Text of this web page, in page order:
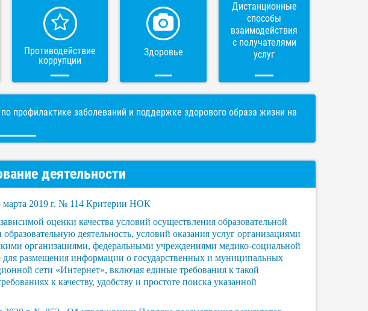
Противодействие
коррупции
Здоровье
Дистанционные
способы
взаимодействия
с получателями
услуг
профилактике заболеваний и поддержке здорового образа жизни на
деятельности
марта 2019 г. № 114 Критерии НОК
оценки качества условий осуществления образовательной
деятельность, условий оказания услуг организациями
организациями, федеральными учреждениями медико-социальной
размещения информации о государственных и муниципальных
сети «Интернет», включая единые требования к такой
к качеству, удобству и простоте поиска указанной